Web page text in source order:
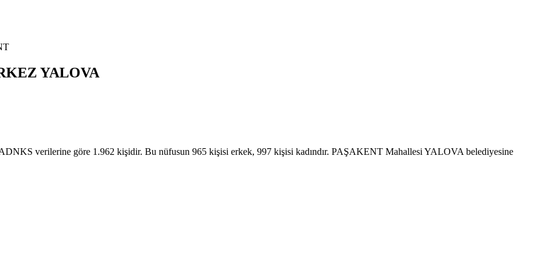
YALOVA
verilerine göre 1.962 kişidir. Bu nüfusun 965 kişisi erkek, 997 kişisi kadındır. PAŞAKENT Mahallesi YALOVA belediyesine